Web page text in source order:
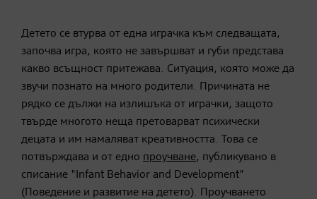
Детето се втурва от една играчка към следващата,
започва игра, която не завършват и губи представа
какво всъщност притежава. Ситуация, която може да
звучи познато на много родители. Причината не
рядко се дължи на излишъка от играчки, защото
твърде многото неща претоварват психически
децата и им намаляват креативността. Това се
потвърждава и от едно проучване, публикувано в
списание "Infant Behavior and Development"
(Поведение и развитие на детето). Проучването